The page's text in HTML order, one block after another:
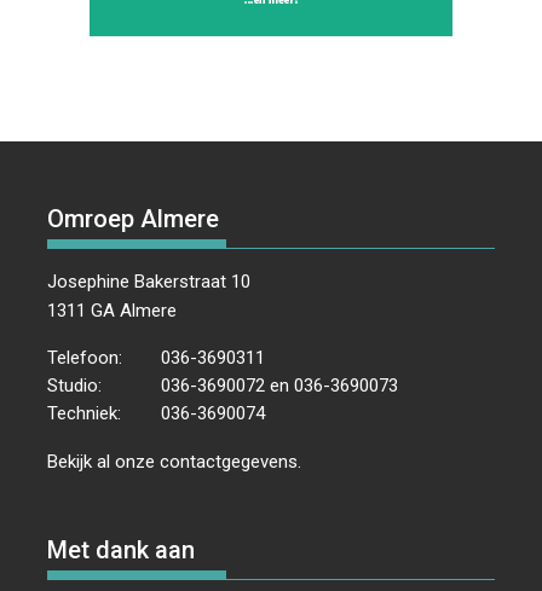
Omroep Almere
Josephine Bakerstraat 10
1311 GA Almere
Telefoon:
036-3690311
Studio:
036-3690072 en 036-3690073
Techniek:
036-3690074
Bekijk al onzecontactgegevens.
Met dank aan